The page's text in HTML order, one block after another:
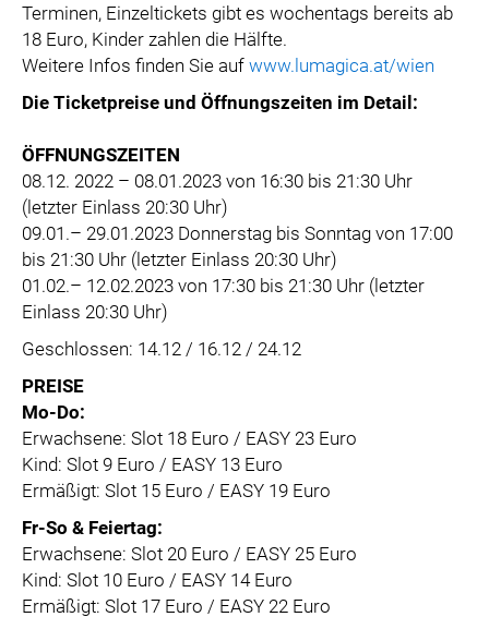
Terminen, Einzeltickets gibt es wochentags bereits ab
18 Euro, Kinder zahlen die Hälfte.
Weitere Infos finden Sie auf www.lumagica.at/wien
Die Ticketpreise und Öffnungszeiten im Detail:
ÖFFNUNGSZEITEN
08.12. 2022 – 08.01.2023 von 16:30 bis 21:30 Uhr
(letzter Einlass 20:30 Uhr)
09.01.– 29.01.2023 Donnerstag bis Sonntag von 17:00
bis 21:30 Uhr (letzter Einlass 20:30 Uhr)
01.02.– 12.02.2023 von 17:30 bis 21:30 Uhr (letzter
Einlass 20:30 Uhr)
Geschlossen: 14.12 / 16.12 / 24.12
PREISE
Mo-Do:
Erwachsene: Slot 18 Euro / EASY 23 Euro
Kind: Slot 9 Euro / EASY 13 Euro
Ermäßigt: Slot 15 Euro / EASY 19 Euro
Fr-So & Feiertag:
Erwachsene: Slot 20 Euro / EASY 25 Euro
Kind: Slot 10 Euro / EASY 14 Euro
Ermäßigt: Slot 17 Euro / EASY 22 Euro